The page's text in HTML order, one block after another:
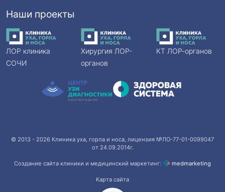
Наши проекты
ЛОР клиника
СОЧИ
Хирургия ЛОР-
органов
КТ ЛОР-органов
© 2013 - 2026 Клиника уха, горла и носа, лицензия №ЛО-77-01-0099047
от 24.09.2014г.
Создание сайта клиники и медицинский маркетинг: medmarketing
Карта сайта